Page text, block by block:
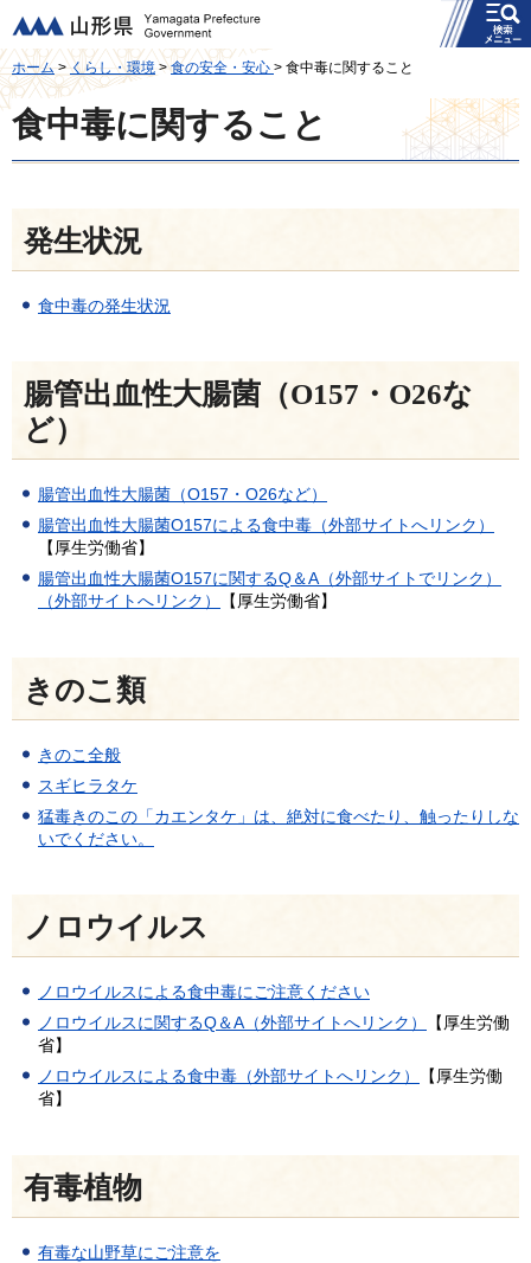
山形県
メニュー
ホーム>くらし・環境 >食の安全・安心 > 食中毒に関すること
食中毒に関すること
発生状況
食中毒の発生状況
腸管出血性大腸菌（O157・O26な
ど）
腸管出血性大腸菌（O157・O26など）
腸管出血性大腸菌O157による食中毒（外部サイトへリンク）
【厚生労働省】
腸管出血性大腸菌O157に関するQ＆A（外部サイトでリンク）
（外部サイトへリンク）
【厚生労働省】
きのこ類
きのこ全般
スギヒラタケ
猛毒きのこの「カエンタケ」は、絶対に食べたり、触ったりしな
いでください。
ノロウイルス
ノロウイルスによる食中毒にご注意ください
ノロウイルスに関するQ＆A（外部サイトへリンク）
【厚生労働
省】
ノロウイルスによる食中毒（外部サイトへリンク）
【厚生労働
省】
有毒植物
有毒な山野草にご注意を